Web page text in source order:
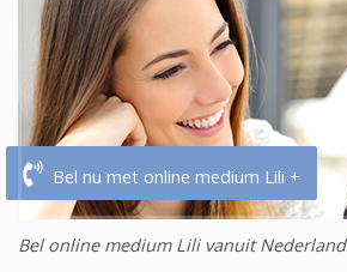
Bel nu met online medium Lili +
Bel online medium Lili vanuit Nederland